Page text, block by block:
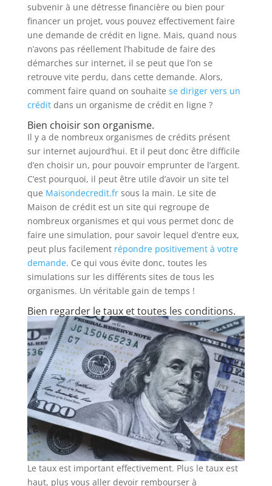
subvenir à une détresse financière ou bien pour
financer un projet, vous pouvez effectivement faire
une demande de crédit en ligne. Mais, quand nous
n’avons pas réellement l’habitude de faire des
démarches sur internet, il se peut que l’on se
retrouve vite perdu, dans cette demande. Alors,
comment faire quand on souhaite se diriger vers un
créditdans un organisme de crédit en ligne ?
Bien choisir son organisme.
Il y a de nombreux organismes de crédits présent
sur internet aujourd’hui. Et il peut donc être difficile
d’en choisir un, pour pouvoir emprunter de l’argent.
C’est pourquoi, il peut être utile d’avoir un site tel
que Maisondecredit.frsous la main. Le site de
Maison de crédit est un site qui regroupe de
nombreux organismes et qui vous permet donc de
faire une simulation, pour savoir lequel d’entre eux,
peut plus facilement répondre positivement à votre
demande. Ce qui vous évite donc, toutes les
simulations sur les différents sites de tous les
organismes. Un véritable gain de temps !
Bien regarder le taux et toutes les conditions.
Le taux est important effectivement. Plus le taux est
haut, plus vous aller devoir rembourser à